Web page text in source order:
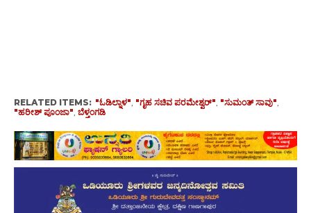
RELATED ITEMS: "ಓಡಿಲ್ನಾಳ", "ಗೃಹ ಸಚಿವ ಪರಮೇಶ್ವರ್", "ಸುಮಂತ್ ಸಾವು",
"ಹರೀಶ್ ಪೂಂಜಾ", ಬೆಳ್ತಂಗಡಿ